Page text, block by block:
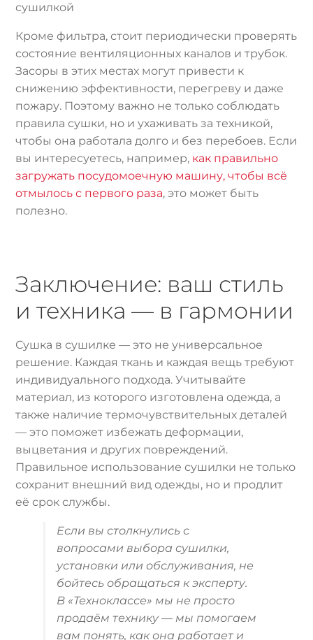
сушилкой
Кроме фильтра, стоит периодически проверять
состояние вентиляционных каналов и трубок.
Засоры в этих местах могут привести к
снижению эффективности, перегреву и даже
пожару. Поэтому важно не только соблюдать
правила сушки, но и ухаживать за техникой,
чтобы она работала долго и без перебоев. Если
вы интересуетесь, например, как правильно
загружать посудомоечную машину, чтобы всё
отмылось с первого раза, это может быть
полезно.
Заключение: ваш стиль
и техника — в гармонии
Сушка в сушилке — это не универсальное
решение. Каждая ткань и каждая вещь требуют
индивидуального подхода. Учитывайте
материал, из которого изготовлена одежда, а
также наличие термочувствительных деталей
— это поможет избежать деформации,
выцветания и других повреждений.
Правильное использование сушилки не только
сохранит внешний вид одежды, но и продлит
её срок службы.
Если вы столкнулись с
вопросами выбора сушилки,
установки или обслуживания, не
бойтесь обращаться к эксперту.
В «Техноклассе» мы не просто
продаём технику — мы помогаем
вам понять, как она работает и